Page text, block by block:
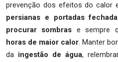
prevenção dos efeitos do calor
persianas e portadas
procurar sombras e sempre
horas de maior calor. Manter
da ingestão de água,